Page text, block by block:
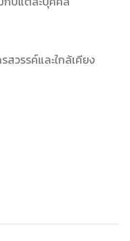
วรรค์และใกล้เคียง